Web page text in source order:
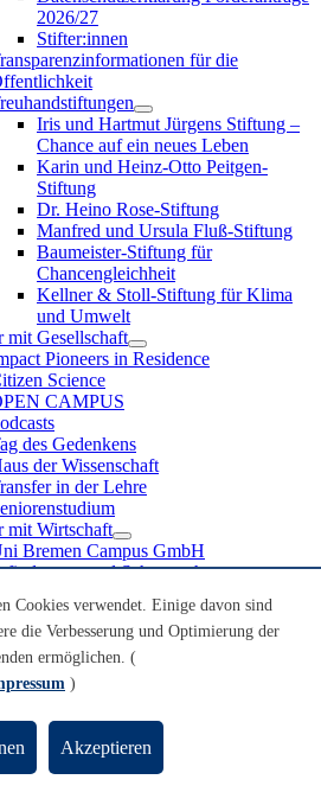
2026/27
Stifter:innen
für die
Iris und Hartmut Jürgens Stiftung –
Chance auf ein neues Leben
Karin und Heinz-Otto Peitgen-
Stiftung
Dr. Heino Rose-Stiftung
Manfred und Ursula Fluß-Stiftung
Baumeister-Stiftung für
Chancengleichheit
Kellner & Stoll-Stiftung für Klima
und Umwelt
mit Gesellschaft
Pioneers in Residence
Science
CAMPUS
des Gedenkens
der Wissenschaft
in der Lehre
mit Wirtschaft
Bremen Campus GmbH
und Schutzrechte
an der Universität Bremen
an der Universität Bremen
mit Schule
und Schüler
Cookies verwendet. Einige davon sind
die Verbesserung und Optimierung der
ermöglichen. (
)
Akzeptieren